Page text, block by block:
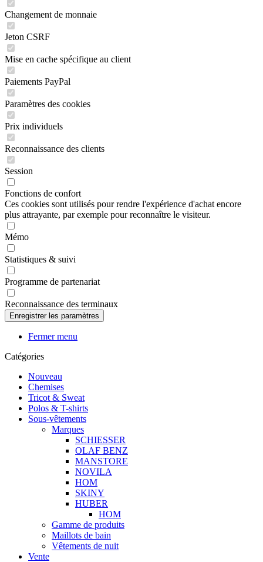
Changement de monnaie
Jeton CSRF
Mise en cache spécifique au client
Paiements PayPal
Paramètres des cookies
Prix individuels
Reconnaissance des clients
Session
Fonctions de confort
Ces cookies sont utilisés pour rendre l'expérience d'achat encore
plus attrayante, par exemple pour reconnaître le visiteur.
Mémo
Statistiques & suivi
Programme de partenariat
Reconnaissance des terminaux
Fermer menu
Catégories
Nouveau
Chemises
Tricot & Sweat
Polos & T-shirts
Sous-vêtements
Marques
SCHIESSER
OLAF BENZ
MANSTORE
NOVILA
HOM
SKINY
HUBER
HOM
Gamme de produits
Maillots de bain
Vêtements de nuit
Vente